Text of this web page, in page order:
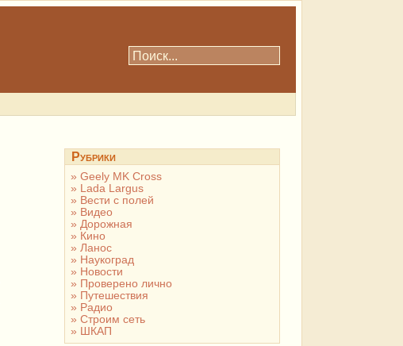
Рубрики
Geely MK Cross
Lada Largus
Вести с полей
Видео
Дорожная
Кино
Ланос
Наукоград
Новости
Проверено лично
Путешествия
Радио
Строим сеть
ШКАП